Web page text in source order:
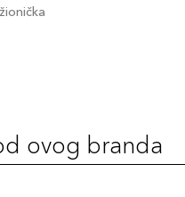
ovog branda